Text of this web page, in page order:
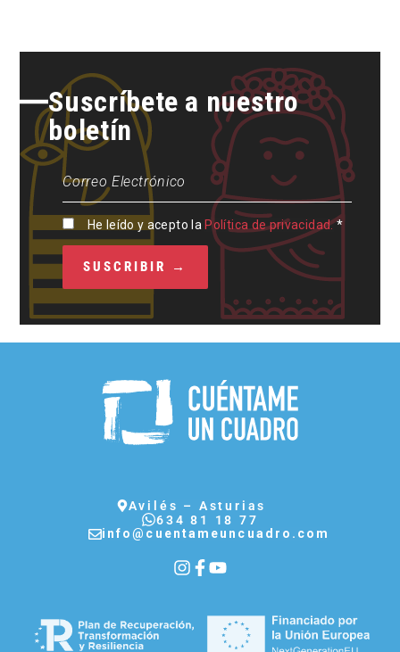
Suscríbete a nuestro
boletín
He leído y acepto la Política de privacidad. *
Avilés – Asturias
634 81 18 77
info@cuentameuncuadro.com